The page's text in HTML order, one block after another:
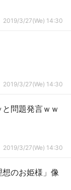
2019/3/27(We) 14:30
2019/3/27(We) 14:30
問題発言ｗｗ
2019/3/27(We) 14:30
想のお姫様」像